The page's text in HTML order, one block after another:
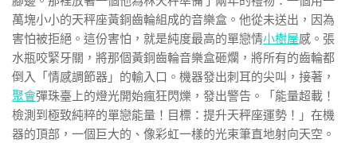
萬塊小小的天秤座黃銅齒輪組成的音樂盒。他從未送出，因為
害怕被拒絕。這份害怕，就是純度最高的單戀情小樹屋感。張
水瓶咬緊牙關，將那個黃銅齒輪音樂盒砸爛，將所有的齒輪都
倒入「情感調節器」的輸入口。機器發出刺耳的尖叫，接著，
聚會彈珠臺上的燈光開始瘋狂閃爍，發出警告。「能量超載！
檢測到極致純粹的單戀能量！目標：提升天秤座運勢！」在機
器的頂部，一個巨大的、像彩虹一樣的光束筆直地射向天空。